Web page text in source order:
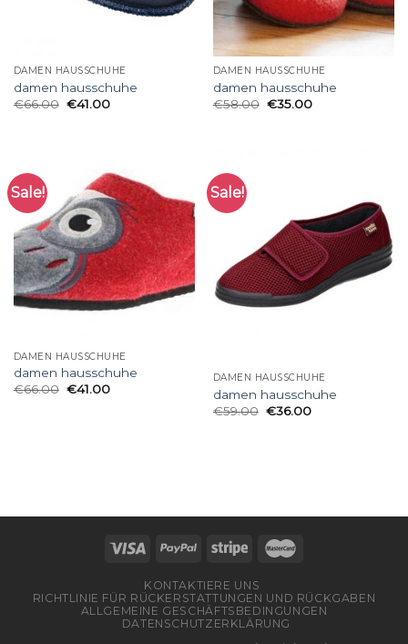
DAMEN HAUSSCHUHE
damen hausschuhe
€66.00 €41.00
DAMEN HAUSSCHUHE
damen hausschuhe
€58.00 €35.00
Sale!
DAMEN HAUSSCHUHE
damen hausschuhe
€66.00 €41.00
Sale!
DAMEN HAUSSCHUHE
damen hausschuhe
€59.00 €36.00
KONTAKTIERE UNS
RICHTLINIE FÜR RÜCKERSTATTUNGEN UND RÜCKGABEN
ALLGEMEINE GESCHÄFTSBEDINGUNGEN
DATENSCHUTZERKLÄRUNG